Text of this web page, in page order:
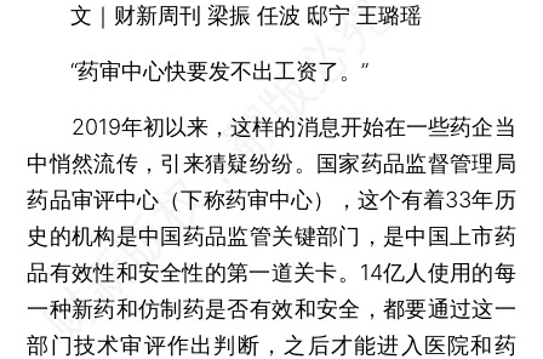
文｜财新周刊 梁振 任波 邸宁 王璐瑶
“药审中心快要发不出工资了。”
2019年初以来，这样的消息开始在一些药企当
中悄然流传，引来猜疑纷纷。国家药品监督管理局
药品审评中心（下称药审中心），这个有着33年历
史的机构是中国药品监管关键部门，是中国上市药
品有效性和安全性的第一道关卡。14亿人使用的每
一种新药和仿制药是否有效和安全，都要通过这一
部门技术审评作出判断，之后才能进入医院和药